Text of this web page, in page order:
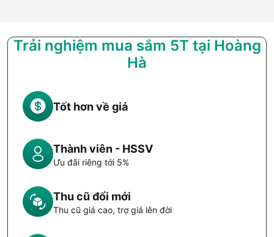
Trải nghiệm mua sắm 5T tại Hoàng
Hà
Tốt hơn về giá
Thành viên - HSSV
Ưu đãi riêng tới 5%
Thu cũ đổi mới
Thu cũ giá cao, trợ giá lên đời